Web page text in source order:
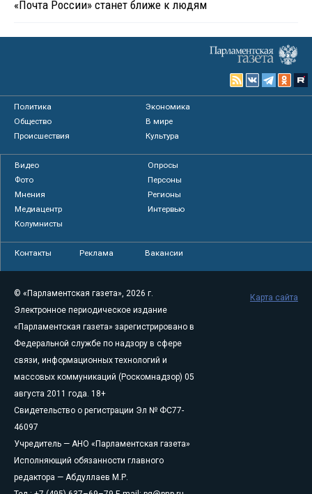
«Почта России» станет ближе к людям
Политика
Экономика
Общество
В мире
Происшествия
Культура
Видео
Опросы
Фото
Персоны
Мнения
Регионы
Медиацентр
Интервью
Колумнисты
Контакты Реклама Вакансии
© «Парламентская газета», 2026 г.
Электронное периодическое издание
«Парламентская газета» зарегистрировано в
Федеральной службе по надзору в сфере
связи, информационных технологий и
массовых коммуникаций (Роскомнадзор) 05
августа 2011 года. 18+
Свидетельство о регистрации Эл № ФС77-
46097
Учредитель — АНО «Парламентская газета»
Исполняющий обязанности главного
редактора — Абдуллаев М.Р.
Карта сайта